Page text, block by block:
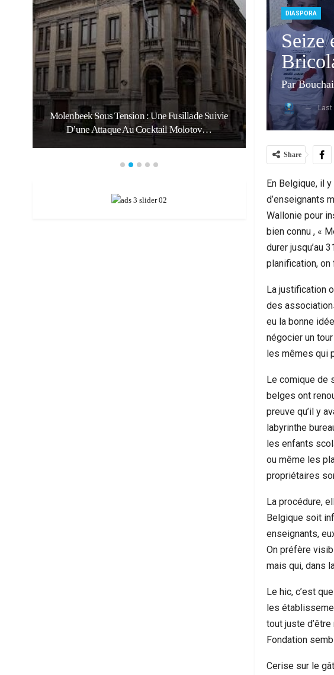
DIASPORA
Seize
Par
Last
Share
En Belgique, il
d’enseignants
Wallonie pour
bien connu , «
durer jusqu’au
planification, on
La justification
des
eu la bonne
négocier un
les mêmes qui
Le comique de
belges ont
preuve qu’il y
labyrinthe
les enfants
ou même les
propriétaires
La procédure,
Belgique soit
enseignants,
On préfère
mais qui, dans
Le hic, c’est
les
tout juste
Fondation
Cerise sur le
Molenbeek Sous Tension : Une Fusillade Suivie
D’une Attaque Au Cocktail Molotov…
Marocains